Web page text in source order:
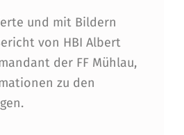
und mit Bildern
von HBI Albert
der FF Mühlau,
zu den